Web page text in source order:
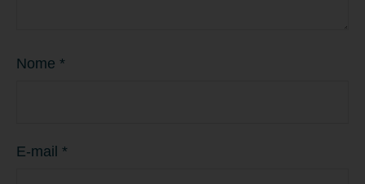
Nome *
E-mail *